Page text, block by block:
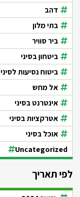
דהב
בתי מלון
ביר סוויר
ביטחון בסיני
ביטוח נסיעות לסיני
אל מחש
אינטרנט בסיני
אטרקציות בסיני
אוכל בסיני
Uncategorized
לפי תאריך